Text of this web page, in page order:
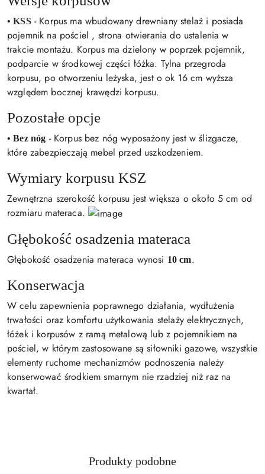
• KSS- Korpus ma wbudowany drewniany stelaż i posiada
pojemnik na pościel , strona otwierania do ustalenia w
trakcie montażu. Korpus ma dzielony w poprzek pojemnik,
podparcie w środkowej części łóżka. Tylna przegroda
korpusu, po otworzeniu leżyska, jest o ok 16 cm wyższa
względem bocznej krawędzi korpusu.
Pozostałe opcje
• Bez nóg - Korpus bez nóg wyposażony jest w ślizgacze,
które zabezpieczają mebel przed uszkodzeniem.
Wymiary korpusu KSZ
Zewnętrzna szerokość korpusu jest większa o około 5 cm od
rozmiaru materaca.
Głębokość osadzenia materaca
Głębokość osadzenia materaca wynosi 10 cm.
Konserwacja
W celu zapewnienia poprawnego działania, wydłużenia
trwałości oraz komfortu użytkowania stelaży elektrycznych,
łóżek i korpusów z ramą metalową lub z pojemnikiem na
pościel, w którym zastosowane są siłowniki gazowe, wszystkie
elementy ruchome mechanizmów podnoszenia należy
konserwować środkiem smarnym nie rzadziej niż raz na
kwartał.
Pomiń karuzelę produktów
Produkty
Produkty podobne